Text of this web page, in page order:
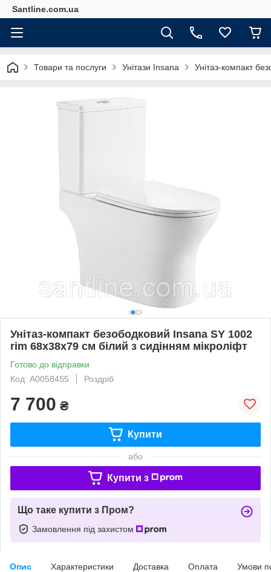
Santline.com.ua
Товари та послуги Унітази Insana Унітаз-компакт
Унітаз-компакт безободковий Insana SY 1002
rim 68х38х79 см білий з сидінням мікроліфт
Готово до відправки
Код: А0058455
Роздріб
7 700 ₴
Купити
або
Купити з
Що таке купити з Пром?
Замовлення під захистом
Опис Характеристики Доставка Оплата Умови